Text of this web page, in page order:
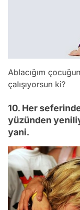
Ablacığım
çalışıyorsun ki?
10. Her
yüzünden
yani.